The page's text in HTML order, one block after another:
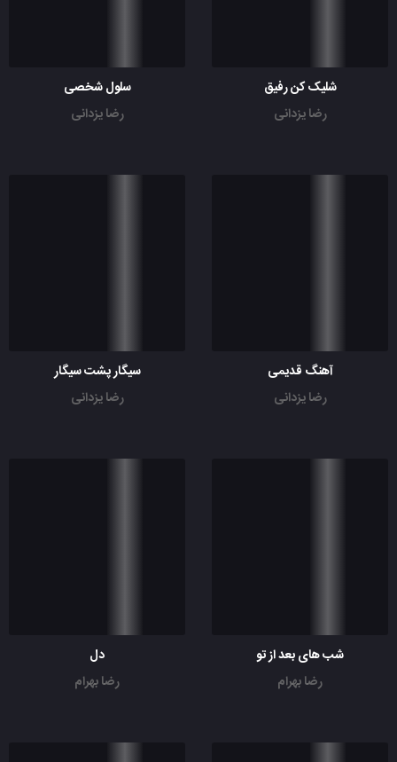
شلیک کن رفیق
رضا یزدانی
سلول شخصی
رضا یزدانی
آهنگ قدیمی
رضا یزدانی
سیگار پشت سیگار
رضا یزدانی
شب های بعد از تو
رضا بهرام
دل
رضا بهرام